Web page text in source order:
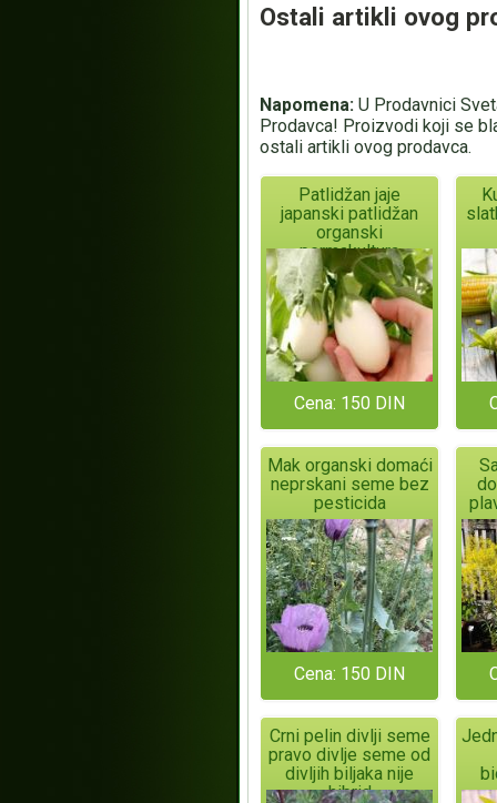
Ostali artikli ovog
Napomena: U Prodavnici
Prodavca! Proizvodi koji se
ostali artikli ovog prodavca.
Patlidžan jaje
japanski patlidžan
organski
permakultura
Cena: 150 DIN
Mak organski domaći
neprskani seme bez
pesticida
Cena: 150 DIN
Crni pelin divlji seme
pravo divlje seme od
divljih biljaka nije
hibrid